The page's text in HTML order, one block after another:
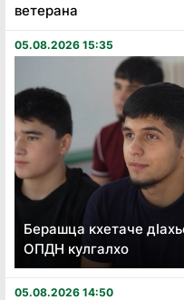
ветерана
05.08.2026 15:35
Берашца кхетаче
ОПДН кулгалхо
05.08.2026 14:50